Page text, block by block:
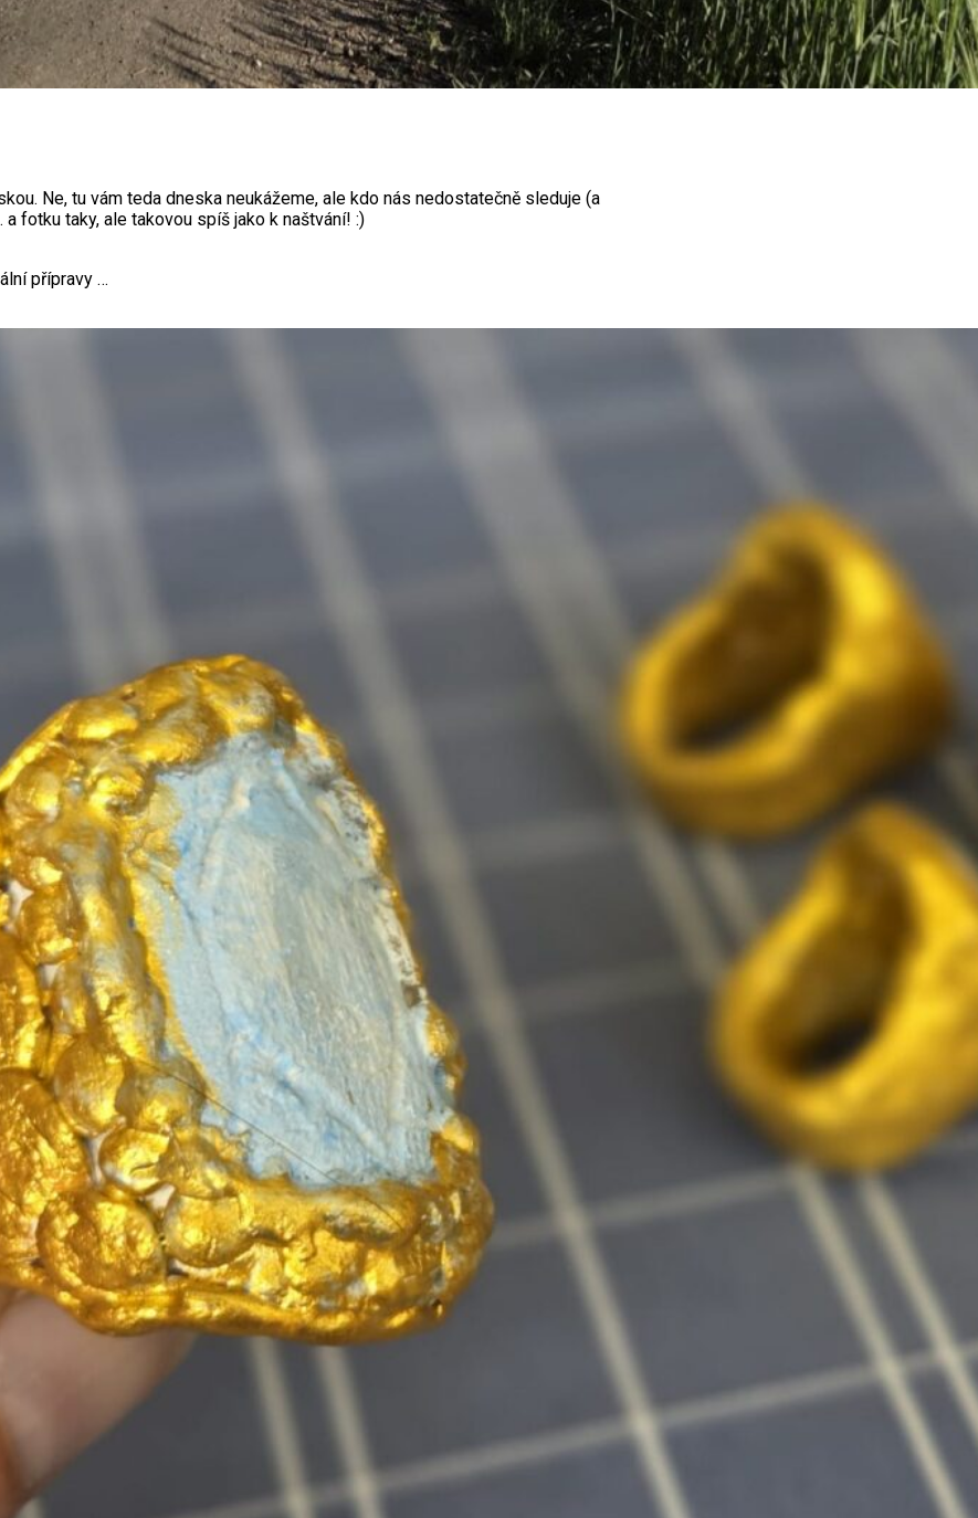
Ne, tu vám teda dneska neukážeme, ale kdo nás nedostatečně sleduje (a
fotku taky, ale takovou spíš jako k naštvání! :)
přípravy …